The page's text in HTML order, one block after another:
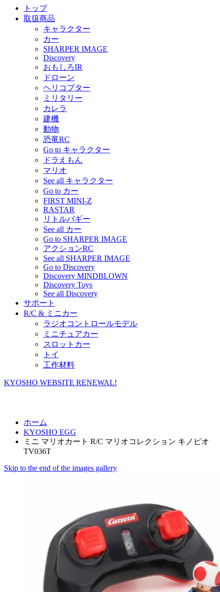
トップ
取扱商品
キャラクター
カー
SHARPER IMAGE
Discovery
おもしろIR
ドローン
ヘリコプター
ミリタリー
カレラ
建機
動物
恐竜RC
Go to キャラクター
ドラえもん
マリオ
See all キャラクター
Go to カー
FIRST MINI-Z
RASTAR
リトルバギー
See all カー
Go to SHARPER IMAGE
アクションRC
See all SHARPER IMAGE
Go to Discovery
Discovery MINDBLOWN
Discovery Toys
See all Discovery
サポート
R/C & ミニカー
ラジオコントロールモデル
ミニチュアカー
スロットカー
トイ
工作材料
KYOSHO WEBSITE RENEWAL!
ホーム
KYOSHO EGG
ミニ マリオカート R/C マリオコレクション キノピオ
TV036T
Skip to the end of the images gallery